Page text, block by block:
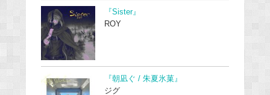
『Sister』
ROY
『朝凪ぐ / 朱夏氷菓』
ジグ